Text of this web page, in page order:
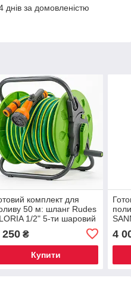
за домовленістю
комплект для
50 м: шланг Rudes
1/2" 5-ти шаровий
котушка + конектори +
250₴
Купити
4